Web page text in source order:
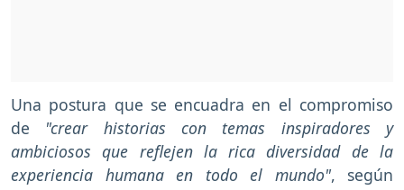
Una postura que se encuadra en el compromiso
de "crear historias con temas inspiradores y
ambiciosos que reflejen la rica diversidad de la
experiencia humana en todo el mundo", según